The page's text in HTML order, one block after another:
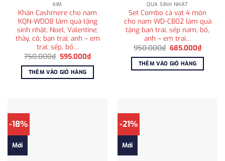
KIM
Khăn Cashmere cho nam
KQN-WD08 làm quà tặng
sinh nhật, Noel, Valentine;
thầy, cô; bạn trai; anh – em
trai; sếp, bố…
750.000₫ Giá
là:
750.000₫.
595.000₫Giá
hiện
tại
595.000₫.
THÊM VÀO GIỎ HÀNG
QUÀ SINH NHẬT
Set Combo cà vạt 4 món
cho nam WD-CB02 làm quà
tặng bạn trai, sếp nam, bố,
anh – em trai…
950.000₫ Giá
là:
950.000₫.
685.000₫Giá
hiện
tại
THÊM VÀO GIỎ HÀNG
-18%
Mới
-21%
Mới